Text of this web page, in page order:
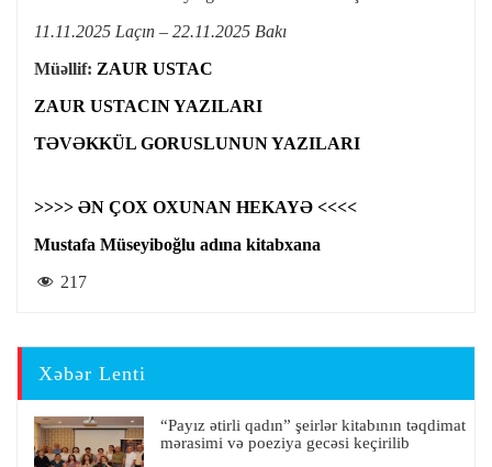
11.11.2025 Laçın – 22.11.2025 Bakı
Müəllif: ZAUR USTAC
ZAUR USTACIN YAZILARI
TƏVƏKKÜL GORUSLUNUN YAZILARI
>>>> ƏN ÇOX OXUNAN HEKAYƏ <<<<
Mustafa Müseyiboğlu adına kitabxana
217
Xəbər Lenti
“Payız ətirli qadın” şeirlər kitabının təqdimat
mərasimi və poeziya gecəsi keçirilib